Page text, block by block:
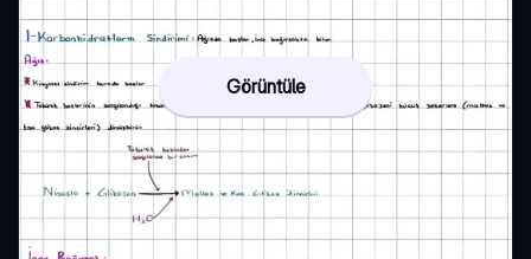
Görüntüle